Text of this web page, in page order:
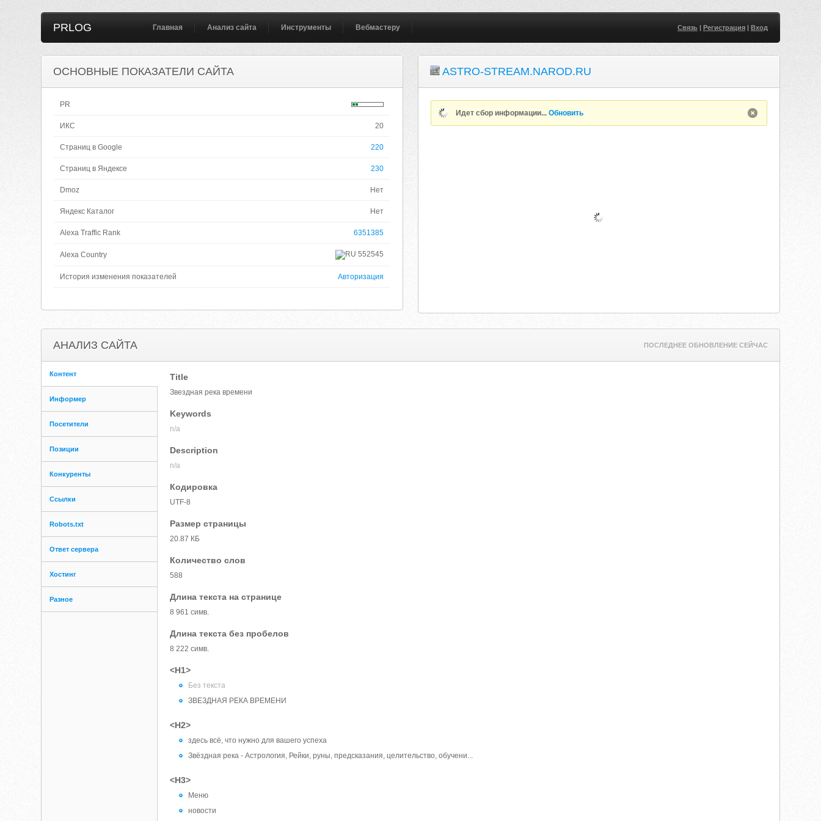
PRLOG Главная Анализ сайта Инструменты Вебмастеру Связь| Регистрация| Вход
ОСНОВНЫЕ ПОКАЗАТЕЛИ САЙТА
PR
ИКС 20
Страниц в Google 220
Страниц в Яндексе 230
Dmoz Нет
Яндекс Каталог Нет
Alexa Traffic Rank 6351385
Alexa Country 552545
История изменения показателей Авторизация
ASTRO-STREAM.NAROD.RU
Идет сбор информации...Обновить
АНАЛИЗ САЙТА ПОСЛЕДНЕЕ ОБНОВЛЕНИЕ СЕЙЧАС
Контент
Информер
Посетители
Позиции
Конкуренты
Ссылки
Robots.txt
Ответ сервера
Хостинг
Разное
Title
Звездная река времени
Keywords
n/a
Description
n/a
Кодировка
UTF-8
Размер страницы
20.87 КБ
Количество слов
588
Длина текста на странице
8 961 симв.
Длина текста без пробелов
8 222 симв.
<H1>
Без текста
ЗВЕЗДНАЯ РЕКА ВРЕМЕНИ
<H2>
здесь всё, что нужно для вашего успеха
Звёздная река - Астрология, Рейки, руны, предсказания, целительство, обучени...
<H3>
Меню
новости